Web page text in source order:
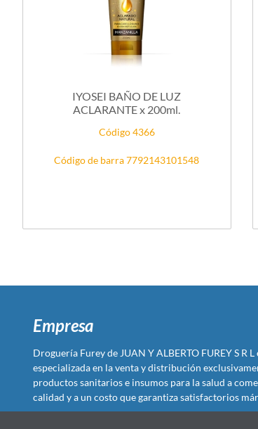
IYOSEI BAÑO DE LUZ
ACLARANTE x 200ml.
Código 4366
Código de barra 7792143101548
Empresa
Droguería Furey de JUAN Y ALBERTO FUREY S R
especializada en la venta y distribución
productos sanitarios e insumos para la salud a
calidad y a un costo que garantiza satisfactorios